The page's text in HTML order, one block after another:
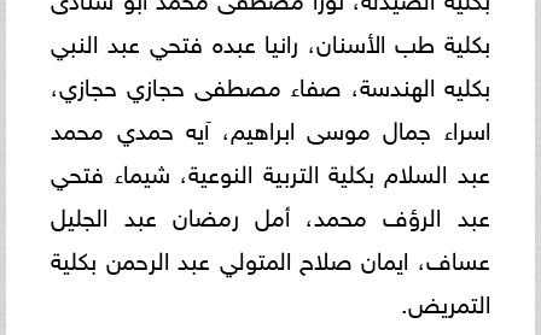
بكلية طب الأسنان، رانيا عبده فتحي عبد النبي
بكليه الهندسة، صفاء مصطفى حجازي حجازي،
اسراء جمال موسى ابراهيم، آيه حمدي محمد
عبد السلام بكلية التربية النوعية، شيماء فتحي
عبد الرؤف محمد، أمل رمضان عبد الجليل
عساف، ايمان صلاح المتولي عبد الرحمن بكلية
التمريض.